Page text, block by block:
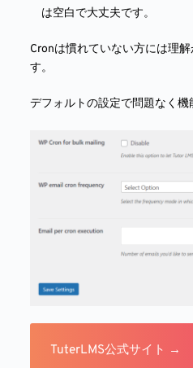
は空白で大丈夫です。
Cronは慣れていない方には理
す。
デフォルトの設定で問題なく機
TuterLMS公式サイト →